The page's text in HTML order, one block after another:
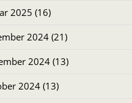
2025 (16)
2024 (21)
2024 (13)
2024 (13)